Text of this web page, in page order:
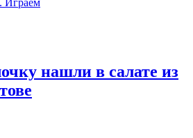
Играем
нашли в салате из